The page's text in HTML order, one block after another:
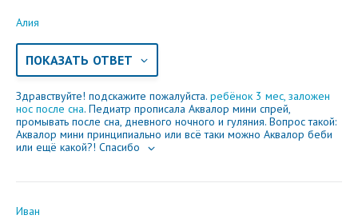
Алия
ПОКАЗАТЬ ОТВЕТ
Здравствуйте! подскажите пожалуйста. ребёнок 3 мес, заложен
нос после сна. Педиатр прописала Аквалор мини спрей,
промывать после сна, дневного ночного и гуляния. Вопрос такой:
Аквалор мини принципиально или всё таки можно Аквалор беби
или ещё какой?! Спасибо
Иван